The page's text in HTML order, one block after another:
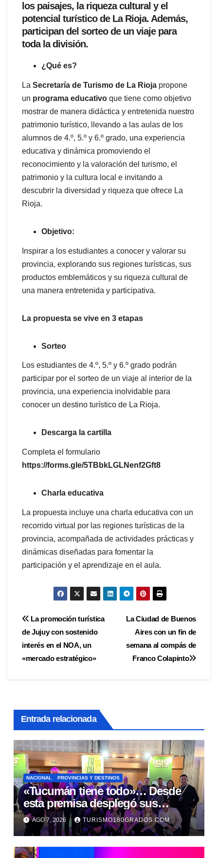
los paisajes, la riqueza cultural y el
potencial turístico de La Rioja. Además,
participan del sorteo de un viaje para
toda la división.
¿Qué es?
La Secretaría de Turismo de La Rioja propone
un programa educativo que tiene como objetivo
mostrar de manera didáctica y entretenida nuestro
patrimonio turístico, llevando a las aulas de los
alumnos de 4.º, 5.º y 6.º grado, una experiencia
educativa y dinámica promoviendo el
reconocimiento y la valoración del turismo, el
patrimonio y la cultura local e invitando a
descubrir la diversidad y riqueza que ofrece La
Rioja.
Objetivo:
Inspirar a los estudiantes a conocer y valorar su
provincia, explorando sus regiones turísticas, sus
productos emblemáticos y su riqueza cultural de
una manera entretenida y participativa.
La propuesta se vive en 3 etapas
Sorteo
Los estudiantes de 4.º, 5.º y 6.º grado podrán
participar por el sorteo de un viaje al interior de la
provincia, una experiencia inolvidable para
conocer un destino turístico de La Rioja.
Descarga la cartilla
Completa el formulario
https://forms.gle/5TBbkLGLNenf2Gft8
Charla educativa
La propuesta incluye una charla educativa con un
recorrido virtual por las regiones turísticas de la
provincia, acompañada de actividades prácticas y
dinámicas diseñadas para fomentar la
participación y el aprendizaje en el aula.
Navegación
de
entradas
La Ciudad de Buenos
Aires con un fin de
semana al compás de
Franco Colapinto
La promoción turística
de Jujuy con sostenido
interés en el NOA, un
«mercado estratégico»
Entrada relacionada
NACIONAL PROVINCIAS Y DESTINOS
«Tucumán tiene todo»… Desde
esta premisa desplegó sus
propuestas en el Meet Up
Argentina
AGO 7, 2026 TURISMO180GRADOS.COM